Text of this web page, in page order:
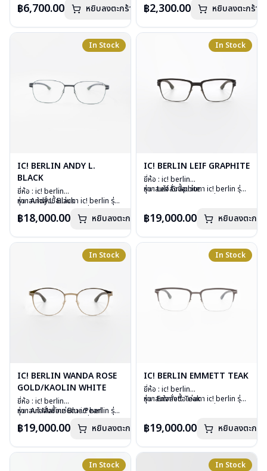
เลนส์ : Demo Lens
อุปกรณ์ : กล่องแว่น, ผ้าเช็ดแว่น
ติดต่อเราคลิก
฿6,700.00 หยิบลงตะกร้า
เลนส์ : Demo Lens
น้ำหนัก : 21 กรัม
อุปกรณ์ : กล่องแว่น ผ้าเช็ดแว่น
กรุณาติดต่อเราคลิก
฿2,300.00 หยิบลงตะกร้า
In Stock
IC! BERLIN ANDY L.
BLACK
ยี่ห้อ : ic! berlin
รุ่น : Andy L. Black
เลนส์ : Demo Lens
น้ำหนัก : 17 กรัม
หากสนใจสั่งชื้อแว่นตา ic! berlin รุ่น
กรุณาติดต่อเราคลิก
฿18,000.00 หยิบลงตะกร้า
In Stock
IC! BERLIN LEIF GRAPHITE
ยี่ห้อ : ic! berlin
รุ่น : Leif Graphite
อุปกรณ์ : กล่องแว่น, ผ้าเช็ดแว่น
การรับประกัน : 1 ปี
หากสนใจสั่งชื้อแว่นตา ic! berlin รุ่น
฿19,000.00 หยิบลงตะกร้า
In Stock
IC! BERLIN WANDA ROSE
GOLD/KAOLIN WHITE
ยี่ห้อ : ic! berlin
รุ่น : Ari Marine Blue/Pearl
เลนส์ : Demo Lens
น้ำหนัก : 17 กรัม
หากสนใจสั่งชื้อแว่นตา ic! berlin รุ่น
กรุณาติดต่อเราคลิก
฿19,000.00 หยิบลงตะกร้า
In Stock
IC! BERLIN EMMETT TEAK
ยี่ห้อ : ic! berlin
รุ่น : Emmett Teak
บานพับ : ไม่มีสปริง
อุปกรณ์ : กล่องแว่น, ผ้าเช็ดแว่น
หากสนใจสั่งชื้อแว่นตา ic! berlin รุ่น
฿19,000.00 หยิบลงตะกร้า
In Stock In Stock